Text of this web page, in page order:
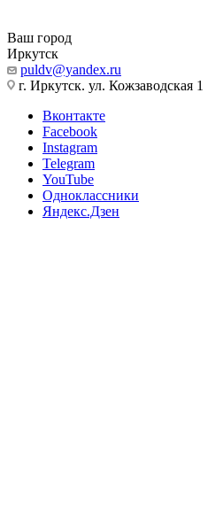
Ваш город
Иркутск
puldv@yandex.ru
г. Иркутск. ул. Кожзаводская 1
Вконтакте
Facebook
Instagram
Telegram
YouTube
Одноклассники
Яндекс.Дзен